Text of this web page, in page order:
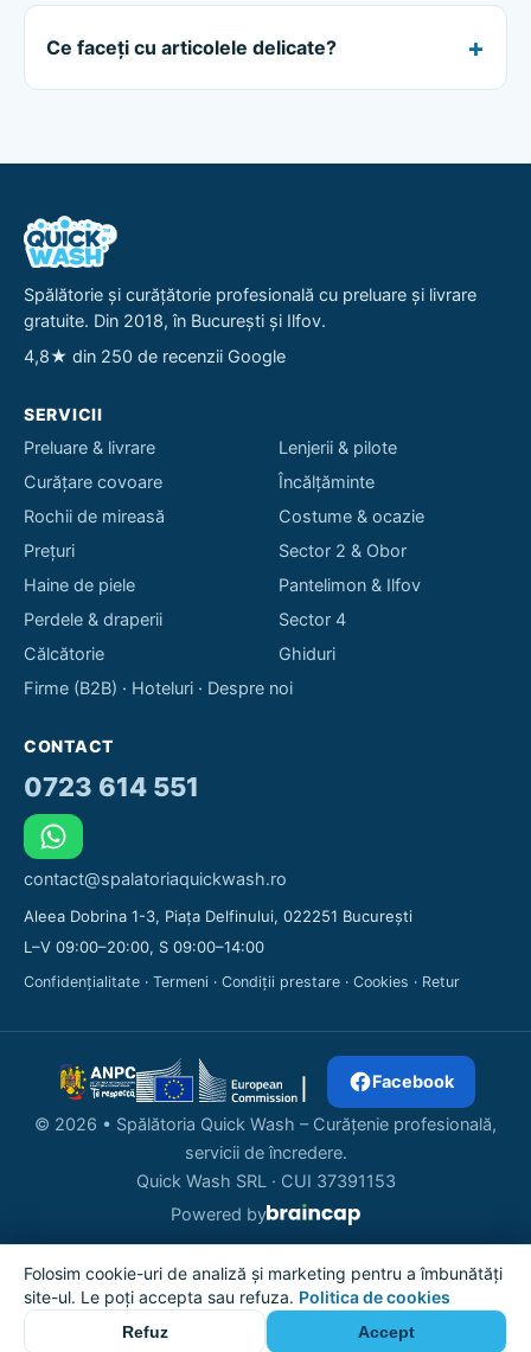
Ce faceți cu articolele delicate?
Spălătorie și curățătorie profesională cu preluare și livrare
gratuite. Din 2018, în București și Ilfov.
4,8★ din 250 de recenzii Google
SERVICII
Preluare & livrare
Curățare covoare
Rochii de mireasă
Prețuri
Haine de piele
Perdele & draperii
Călcătorie
Lenjerii & pilote
Încălțăminte
Costume & ocazie
Sector 2 & Obor
Pantelimon & Ilfov
Sector 4
Ghiduri
Firme (B2B) · Hoteluri · Despre noi
CONTACT
0723 614 551
contact@spalatoriaquickwash.ro
Aleea Dobrina 1-3, Piața Delfinului, 022251 București
L–V 09:00–20:00, S 09:00–14:00
Confidențialitate · Termeni · Condiții prestare · Cookies · Retur
Facebook
© 2026 • Spălătoria Quick Wash – Curățenie profesională,
servicii de încredere.
Quick Wash SRL · CUI 37391153
Powered by
Total
Comandă acum →
Folosim cookie-uri de analiză și marketing pentru a îmbunătăți
site-ul. Le poți accepta sau refuza. Politica de cookies
Refuz Accept